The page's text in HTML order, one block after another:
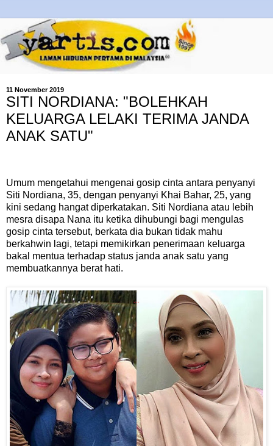
11 November 2019
SITI NORDIANA: "BOLEHKAH
KELUARGA LELAKI TERIMA JANDA
ANAK SATU"
Umum mengetahui mengenai gosip cinta antara penyanyi
Siti Nordiana, 35, dengan penyanyi Khai Bahar, 25, yang
kini sedang hangat diperkatakan. Siti Nordiana atau lebih
mesra disapa Nana itu ketika dihubungi bagi mengulas
gosip cinta tersebut, berkata dia bukan tidak mahu
berkahwin lagi, tetapi memikirkan penerimaan keluarga
bakal mentua terhadap status janda anak satu yang
membuatkannya berat hati.